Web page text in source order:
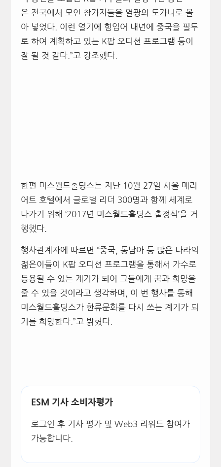
은 전국에서 모인 참가자들을 열광의 도가니로 몰
아 넣었다. 이런 열기에 힘입어 내년에 중국을 필두
로 하여 계획하고 있는 K팝 오디션 프로그램 등이
잘 될 것 같다.”고 강조했다.
한편 미스월드홀딩스는 지난 10월 27일 서울 메리
어트 호텔에서 글로벌 리더 300명과 함께 세계로
나가기 위해 ‘2017년 미스월드홀딩스 출정식’을 거
행했다.
행사관계자에 따르면 “중국, 동남아 등 많은 나라의
젊은이들이 K팝 오디션 프로그램을 통해서 가수로
등용될 수 있는 계기가 되어 그들에게 꿈과 희망을
줄 수 있을 것이라고 생각하며, 이 번 행사를 통해
미스월드홀딩스가 한류문화를 다시 쓰는 계기가 되
기를 희망한다.”고 밝혔다.
ESM 기사 소비자평가
로그인 후 기사 평가 및 Web3 리워드 참여가
가능합니다.